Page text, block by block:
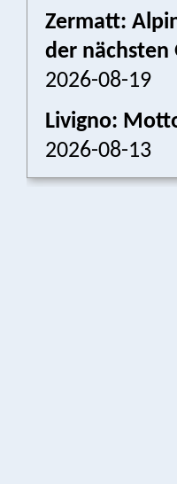
Zermatt:
der nächsten
2026-08-19
Livigno:
2026-08-13